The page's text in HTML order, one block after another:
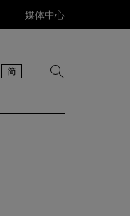
媒体中心
显
索